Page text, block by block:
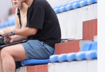
giải bóng đá chuyên
mới cho V.League
ký bằng niềm tin và